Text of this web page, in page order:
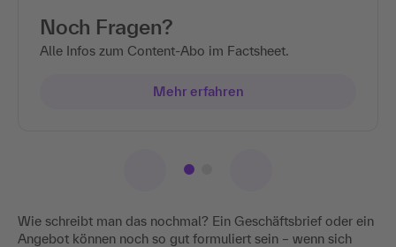
Wie schreibt man das nochmal? Ein Geschäftsbrief oder ein
Angebot können noch so gut formuliert sein – wenn sich
Noch Fragen?
Alle Infos zum Content-Abo im Factsheet.
Mehr erfahren